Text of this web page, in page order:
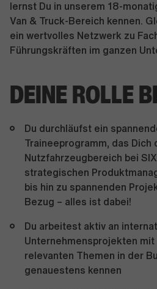
lernst Du in unserem 18-
Van & Truck-Bereich kennen.
ein wertvolles Netzwerk zu
Führungskräften im ganzen
DEINE ROLLE
Du durchläufst ein
Traineeprogramm, das Dich
Nutzfahrzeugbereich bei
strategischen
bis hin zu spannenden
Bezug – alles ist dabei!
Du arbeitest aktiv an
Unternehmensprojekten
relevanten Themen in der
genauestens kennen